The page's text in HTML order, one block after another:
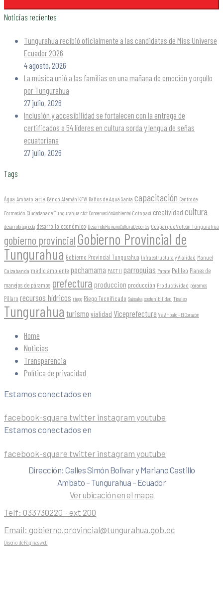
Noticias recientes
Tungurahua recibió oficialmente a las candidatas de Miss Universe
Ecuador 2026
4 agosto, 2026
La música unió a las familias en una mañana de emoción y orgullo
por Tungurahua
27 julio, 2026
Inclusión y accesibilidad se fortalecen con la entrega de
certificados a 54 líderes en cultura sorda y lengua de señas
ecuatoriana
27 julio, 2026
Tags
Agua Ambato arte Banco Alemán KFW Baños de Agua Santa capacitación Centro de
Formación Ciudadana de Tungurahua cfct ConservaciónAmbiental Cotopaxi creatividad cultura
desarrollo agrícola desarrollo económico DesarrolloHumanoCulturaDeportes Geoparque Volcán Tungurahua
gobierno provincial Gobierno Provincial de
Tungurahua Gobierno Provincial Tungurahua Infraestructura y Vialidad Manuel
Caizabanda medio ambiente pachamama PACT II parroquias Patate Pelileo Planes de
manejos de páramos prefectura produccion producción Productividad páramos
Píllaro recursos hídricos riego Riego Tecnificado Salasaka sostenibilidad Tisaleo
Tungurahua turismo vialidad Viceprefectura Vía Ambato - El Corazón
Home
Noticias
Transparencia
Política de privacidad
Estamos conectados en
facebook-square twitter instagram youtube
Estamos conectados en
facebook-square twitter instagram youtube
Dirección: Calles Simón Bolivar y Mariano Castillo
Ambato – Tungurahua – Ecuador
Ver ubicación en el mapa
Telf: 033730220 - ext 200
Email: gobierno.provincial@tungurahua.gob.ec
Diseño de Páginas web